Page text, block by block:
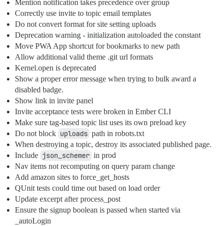
Mention notification takes precedence over group
Correctly use invite to topic email templates
Do not convert format for site setting uploads
Deprecation warning - initialization autoloaded the constant
Move PWA App shortcut for bookmarks to new path
Allow additional valid theme .git url formats
Kernel.open is deprecated
Show a proper error message when trying to bulk award a
disabled badge.
Show link in invite panel
Invite acceptance tests were broken in Ember CLI
Make sure tag-based topic list uses its own preload key
Do not block uploads path in robots.txt
When destroying a topic, destroy its associated published page.
Include json_schemer in prod
Nav items not recomputing on query param change
Add amazon sites to force_get_hosts
QUnit tests could time out based on load order
Update excerpt after process_post
Ensure the signup boolean is passed when started via
_autoLogin